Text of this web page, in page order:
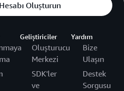
Oluşturun
Geliştiriciler
Oluşturucu
Merkezi
SDK'ler
ve
Yardım
Bize
Ulaşın
Destek
Sorgusu